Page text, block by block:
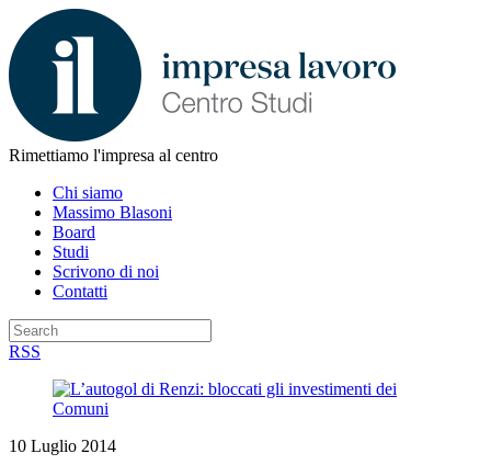
Rimettiamo l'impresa al centro
Chi siamo
Massimo Blasoni
Board
Studi
Scrivono di noi
Contatti
RSS
10 Luglio 2014